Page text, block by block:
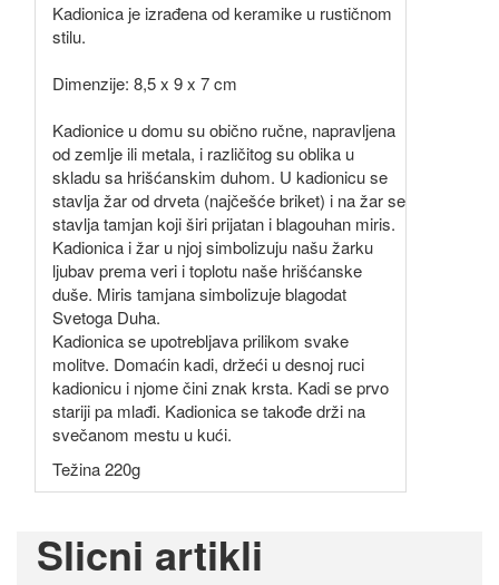
Kadionica je izrađena od keramike u rustičnom
stilu.
Dimenzije: 8,5 x 9 x 7 cm
Kadionice u domu su obično ručne, napravljena
od zemlje ili metala, i različitog su oblika u
skladu sa hrišćanskim duhom. U kadionicu se
stavlja žar od drveta (najčešće briket) i na žar se
stavlja tamjan koji širi prijatan i blagouhan miris.
Kadionica i žar u njoj simbolizuju našu žarku
ljubav prema veri i toplotu naše hrišćanske
duše. Miris tamjana simbolizuje blagodat
Svetoga Duha.
Kadionica se upotrebljava prilikom svake
molitve. Domaćin kadi, držeći u desnoj ruci
kadionicu i njome čini znak krsta. Kadi se prvo
stariji pa mlađi. Kadionica se takođe drži na
svečanom mestu u kući.
Težina 220g
Slicni artikli